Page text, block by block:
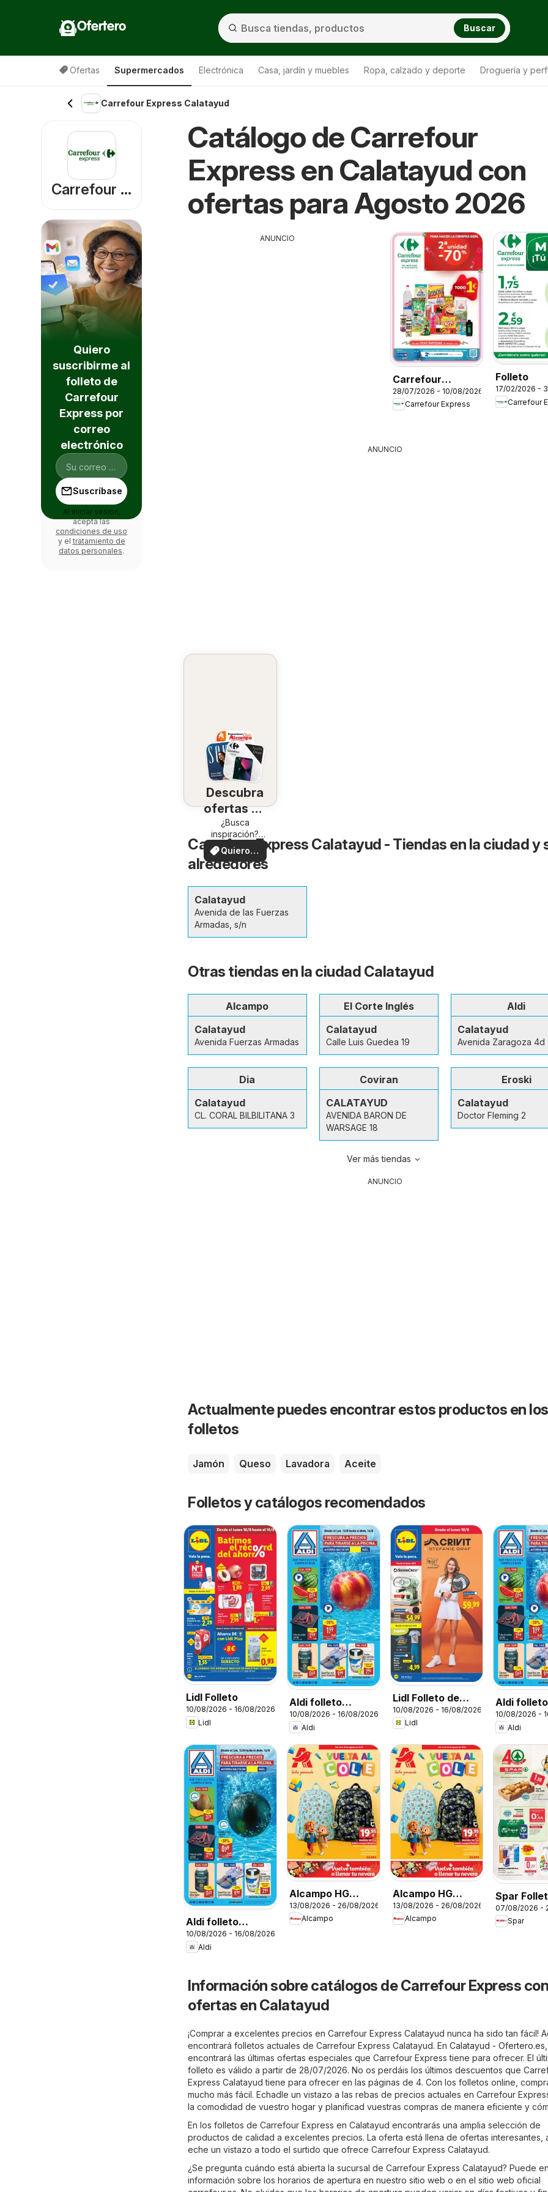
Ofertero Buscar
Ofertas Supermercados Electrónica Casa, jardín y muebles Ropa, calzado y deporte Droguería y
Carrefour Express Calatayud
Catálogo de Carrefour
Express en Calatayud con
ofertas para Agosto 2026
ANUNCIO
Carrefour
Express Folleto
28/07/2026 - 10/08/2026
Carrefour Express
Folleto
17/02/2026 -
Carrefour
ANUNCIO
Descubra
ofertas en
su zona
¿Busca
inspiración?
¡Vea las ofertas
en su zona!
Quiero
ver
Carrefour Express Calatayud - Tiendas en la ciudad y
alrededores
Calatayud
Avenida de las Fuerzas
Armadas, s/n
Otras tiendas en la ciudad Calatayud
Alcampo
Calatayud
Avenida Fuerzas Armadas
El Corte Inglés
Calatayud
Calle Luis Guedea 19
Aldi
Calatayud
Avenida Zaragoza 4d
Dia
Calatayud
CL. CORAL BILBILITANA 3
Coviran
CALATAYUD
AVENIDA BARON DE
WARSAGE 18
Eroski
Calatayud
Doctor Fleming 2
Ver más tiendas
ANUNCIO
Actualmente puedes encontrar estos productos en los
folletos
Jamón Queso Lavadora Aceite
Folletos y catálogos recomendados
Lidl Folleto
10/08/2026 - 16/08/2026
Lidl
Aldi folleto
Península
10/08/2026 - 16/08/2026
Aldi
Lidl Folleto de
bazar
10/08/2026 - 16/08/2026
Lidl
Aldi folleto
Baleares
10/08/2026 -
Aldi
Aldi folleto
Canarias
10/08/2026 - 16/08/2026
Aldi
Alcampo HG
Nacional
13/08/2026 - 26/08/2026
Alcampo
Alcampo HG
Unico
13/08/2026 - 26/08/2026
Alcampo
Spar
07/08/2026 -
Spar
Información sobre catálogos de Carrefour Express con
ofertas en Calatayud
¡Comprar a excelentes precios en Carrefour Express Calatayud nunca ha sido tan fácil!
encontrará folletos actuales de Carrefour Express Calatayud. En Calatayud - Ofertero.es
encontrará las últimas ofertas especiales que Carrefour Express tiene para ofrecer. El
folleto es válido a partir de 28/07/2026. No os perdáis los últimos descuentos que
Express Calatayud tiene para ofrecer en las páginas de 4. Con los folletos online,
mucho más fácil. Echadle un vistazo a las rebas de precios actuales en Carrefour
la comodidad de vuestro hogar y planificad vuestras compras de manera eficiente y
En los folletos de Carrefour Express en Calatayud encontrarás una amplia selección de
productos de calidad a excelentes precios. La oferta está llena de ofertas interesantes,
eche un vistazo a todo el surtido que ofrece Carrefour Express Calatayud.
¿Se pregunta cuándo está abierta la sucursal de Carrefour Express Calatayud? Puede
información sobre los horarios de apertura en nuestro sitio web o en el sitio web oficial
Carrefour Express
Quiero
suscribirme al
folleto de
Carrefour
Express por
correo
electrónico
Suscríbase
Al iniciar sesión,
acepta las
condiciones de uso
y el tratamiento de
datos personales.